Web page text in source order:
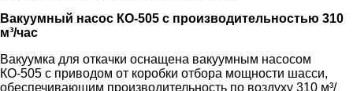
Вакуумный насос КО-505 с производительностью 310
м³/час
Вакуумка для откачки оснащена вакуумным насосом
КО-505 с приводом от коробки отбора мощности шасси,
обеспечивающим производительность по воздуху 310 м³/